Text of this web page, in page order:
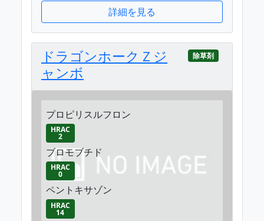
詳細を見る
ドラゴンホークＺジ
ャンボ
除草剤
プロピリスルフロン
HRAC
2
ブロモブチド
HRAC
0
ペントキサゾン
HRAC
14